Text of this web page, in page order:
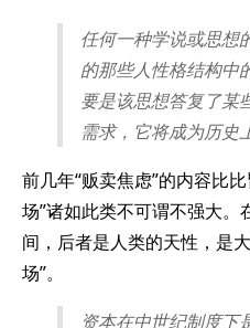
任何一种学说或思想
的那些人性格结构中
要是该思想答复了某
需求，它将成为历史
前几年“贩卖焦虑”的内容比
场”诸如此类不可谓不强大。
间，后者是人类的天性，是
场”。
资本在中世纪制度下